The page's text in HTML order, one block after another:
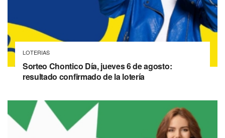
LOTERIAS
Sorteo Chontico Día, jueves 6 de agosto:
resultado confirmado de la lotería